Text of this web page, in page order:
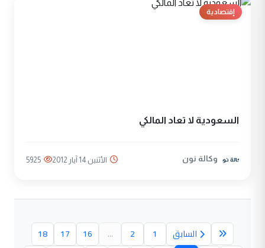
إقتصادية
السعودية لا تعاد المالكي
وكالة نون الأثنين 14 آيار 2012 5925
السابق 1
2
...
16
17
18